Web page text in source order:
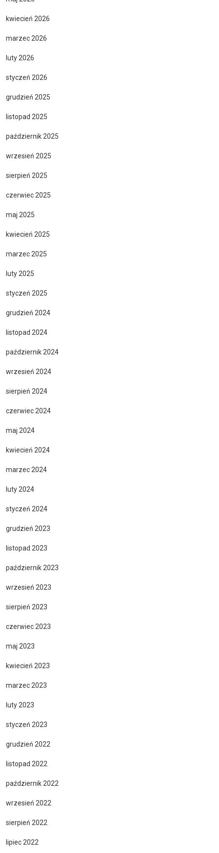
kwiecień 2026
marzec 2026
luty 2026
styczeń 2026
grudzień 2025
listopad 2025
październik 2025
wrzesień 2025
sierpień 2025
czerwiec 2025
maj 2025
kwiecień 2025
marzec 2025
luty 2025
styczeń 2025
grudzień 2024
listopad 2024
październik 2024
wrzesień 2024
sierpień 2024
czerwiec 2024
maj 2024
kwiecień 2024
marzec 2024
luty 2024
styczeń 2024
grudzień 2023
listopad 2023
październik 2023
wrzesień 2023
sierpień 2023
czerwiec 2023
maj 2023
kwiecień 2023
marzec 2023
luty 2023
styczeń 2023
grudzień 2022
listopad 2022
październik 2022
wrzesień 2022
sierpień 2022
lipiec 2022